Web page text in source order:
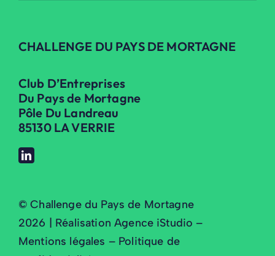
CHALLENGE DU PAYS DE MORTAGNE
Club D’Entreprises
Du Pays de Mortagne
Pôle Du Landreau
85130 LA VERRIE
© Challenge du Pays de Mortagne
2026 | Réalisation Agence iStudio –
Mentions légales – Politique de